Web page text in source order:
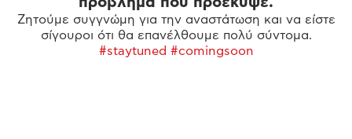
Ζητούμε συγγνώμη για την αναστάτωση και να είστε
σίγουροι ότι θα επανέλθουμε πολύ σύντομα.
#staytuned #comingsoon